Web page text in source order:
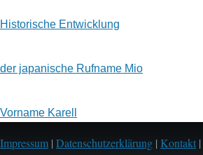
Historische Entwicklung
der japanische Rufname Mio
Vorname Karell
Impressum | Datenschutzerklärung | Kontakt |